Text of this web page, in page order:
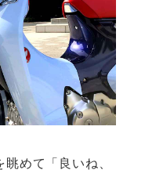
めて「良いね、